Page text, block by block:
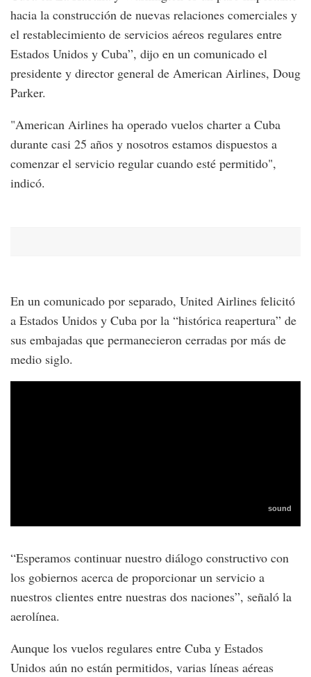
hacia la construcción de nuevas relaciones comerciales y
el restablecimiento de servicios aéreos regulares entre
Estados Unidos y Cuba”, dijo en un comunicado el
presidente y director general de American Airlines, Doug
Parker.
"American Airlines ha operado vuelos charter a Cuba
durante casi 25 años y nosotros estamos dispuestos a
comenzar el servicio regular cuando esté permitido",
indicó.
En un comunicado por separado, United Airlines felicitó
a Estados Unidos y Cuba por la “histórica reapertura” de
sus embajadas que permanecieron cerradas por más de
medio siglo.
“Esperamos continuar nuestro diálogo constructivo con
los gobiernos acerca de proporcionar un servicio a
nuestros clientes entre nuestras dos naciones”, señaló la
aerolínea.
Aunque los vuelos regulares entre Cuba y Estados
Unidos aún no están permitidos, varias líneas aéreas